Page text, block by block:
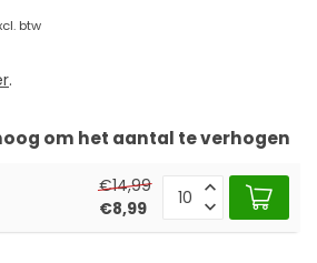
btw
.
om het aantal te verhogen
€14,99
€8,99